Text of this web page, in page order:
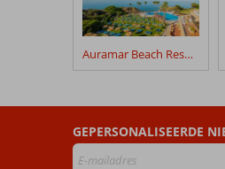
hun
verblijf
Ukino
Beoordelingen
die
ouder
Auramar Beach Resort
GEPERSONALISEERDE